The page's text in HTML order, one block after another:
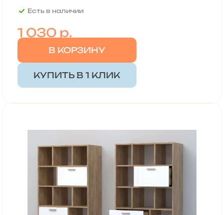
Есть в наличии
1 030 р.
В КОРЗИНУ
КУПИТЬ В 1 КЛИК